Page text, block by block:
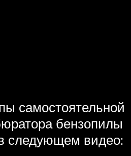
самостоятельной
бензопилы
следующем видео: